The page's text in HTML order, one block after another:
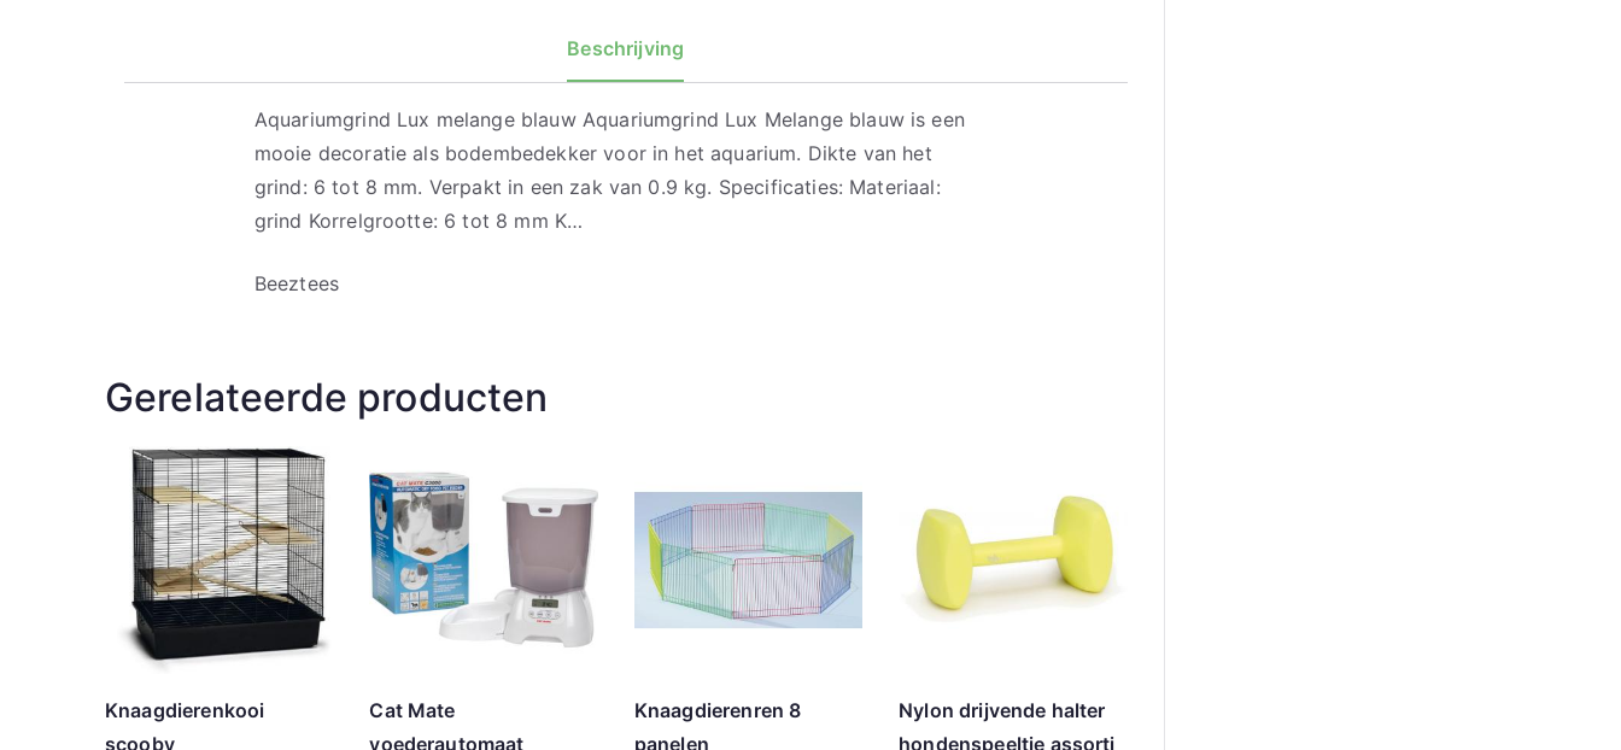
Beschrijving
Aquariumgrind Lux melange blauw Aquariumgrind Lux Melange blauw is een
mooie decoratie als bodembedekker voor in het aquarium. Dikte van het
grind: 6 tot 8 mm. Verpakt in een zak van 0.9 kg. Specificaties: Materiaal:
grind Korrelgrootte: 6 tot 8 mm K…
Beeztees
Gerelateerde producten
Knaagdierenkooi
scooby
Cat Mate
voederautomaat
Knaagdierenren 8
panelen
Nylon drijvende halter
hondenspeeltje assorti